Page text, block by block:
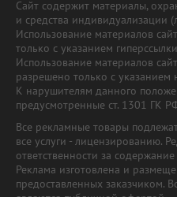
Сайт содержит материалы,
и средства индивидуализации
Использование материалов
только с указанием
Использование материалов
разрешено только с указанием
К нарушителям данного
предусмотренные ст. 1301 ГК
Все рекламные товары
все услуги - лицензированию.
ответственности за
Реклама изготовлена и
предоставленных заказчиком.